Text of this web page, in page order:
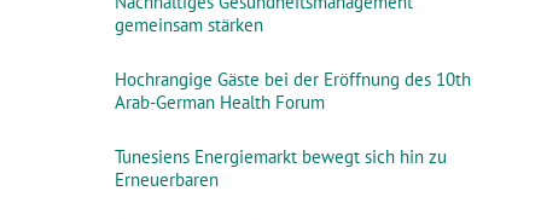
gemeinsam stärken
Hochrangige Gäste bei der Eröffnung des 10th
Arab-German Health Forum
Tunesiens Energiemarkt bewegt sich hin zu
Erneuerbaren